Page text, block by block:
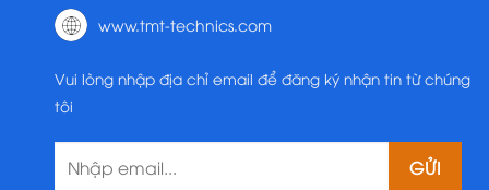
www.tmt-technics.com
Vui lòng nhập địa chỉ email để đăng ký nhận tin từ chúng
tôi